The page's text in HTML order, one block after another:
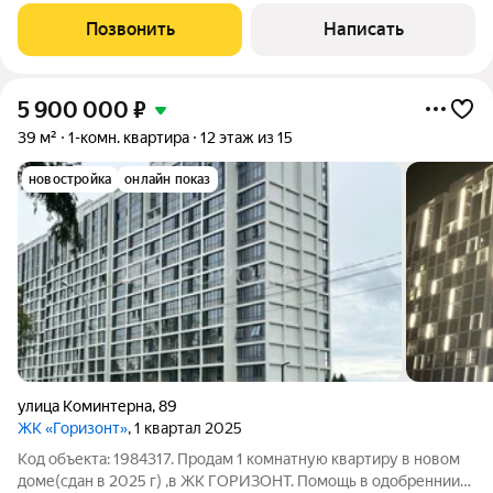
сдается в след году. Дом
Позвонить Написать
5 900 000 ₽
39 м² 1-комн. квартира 12 этаж из 15
новостройка онлайн показ
улица Коминтерна,89
ЖК «Горизонт», 1 квартал 2025
Код объекта: 1984317. Продам 1 комнатную квартиру в новом
доме(сдан в 2025 г) ,в ЖК ГОРИЗОНТ. Помощь в одобреннии